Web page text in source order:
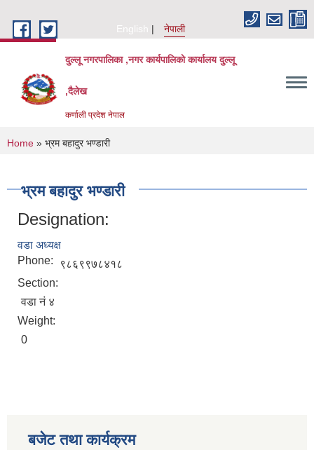
English
नेपाली
दुल्लू नगरपालिका ,नगर कार्यपालिकाे कार्यालय दुल्लू
,दैलेख
कर्णाली प्रदेश नेपाल
You are here
Home » भ्रम बहादुर भण्डारी
भ्रम बहादुर भण्डारी
Designation:
वडा अध्यक्ष
Phone:
९८६९९७८४१८
Section:
वडा नं ४
Weight:
0
बजेट तथा कार्यक्रम